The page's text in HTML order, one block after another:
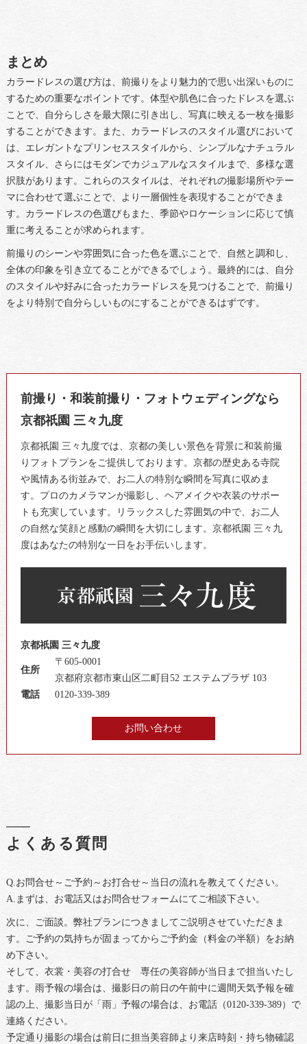
まとめ
カラードレスの選び方は、前撮りをより魅力的で思い出深いものに
するための重要なポイントです。体型や肌色に合ったドレスを選ぶ
ことで、自分らしさを最大限に引き出し、写真に映える一枚を撮影
することができます。また、カラードレスのスタイル選びにおいて
は、エレガントなプリンセススタイルから、シンプルなナチュラル
スタイル、さらにはモダンでカジュアルなスタイルまで、多様な選
択肢があります。これらのスタイルは、それぞれの撮影場所やテー
マに合わせて選ぶことで、より一層個性を表現することができま
す。カラードレスの色選びもまた、季節やロケーションに応じて慎
重に考えることが求められます。
前撮りのシーンや雰囲気に合った色を選ぶことで、自然と調和し、
全体の印象を引き立てることができるでしょう。最終的には、自分
のスタイルや好みに合ったカラードレスを見つけることで、前撮り
をより特別で自分らしいものにすることができるはずです。
前撮り・和装前撮り・フォトウェディングなら
京都祇園 三々九度
京都祇園 三々九度では、京都の美しい景色を背景に和装前撮
りフォトプランをご提供しております。京都の歴史ある寺院
や風情ある街並みで、お二人の特別な瞬間を写真に収めま
す。プロのカメラマンが撮影し、ヘアメイクや衣装のサポー
トも充実しています。リラックスした雰囲気の中で、お二人
の自然な笑顔と感動の瞬間を大切にします。京都祇園 三々九
度はあなたの特別な一日をお手伝いします。
京都祇園 三々九度
住所
〒605-0001
京都府京都市東山区二町目52 エステムプラザ 103
電話
0120-339-389
お問い合わせ
よくある質問
Q.お問合せ～ご予約～お打合せ～当日の流れを教えてください。
A.まずは、お電話又はお問合せフォームにてご相談下さい。
次に、ご面談。弊社プランにつきましてご説明させていただきま
す。ご予約の気持ちが固まってからご予約金（料金の半額）をお納
め下さい。
そして、衣裳・美容の打合せ 専任の美容師が当日まで担当いたし
ます。雨予報の場合は、撮影日の前日の午前中に週間天気予報を確
認の上、撮影当日が「雨」予報の場合は、お電話（0120-339-389）で
連絡ください。
予定通り撮影の場合は前日に担当美容師より来店時刻・持ち物確認